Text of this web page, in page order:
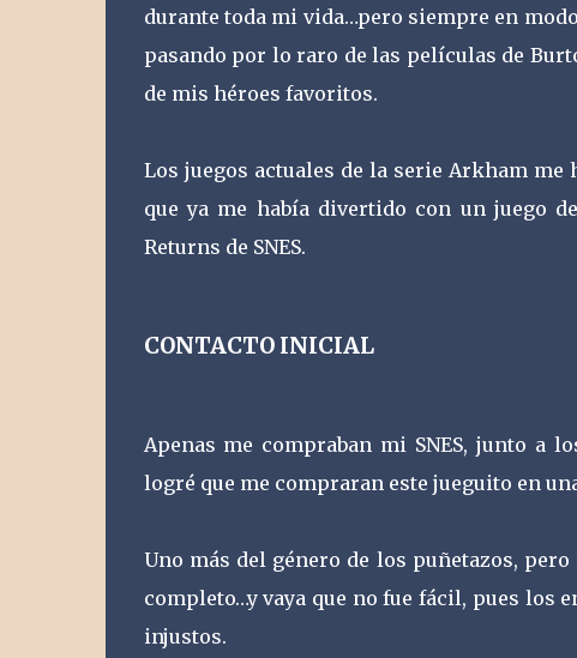
durante toda mi vida…pero siempre en
pasando por lo raro de las películas de
de mis héroes favoritos.
Los juegos actuales de la serie Arkham
que ya me había divertido con un juego
Returns de SNES.
CONTACTO INICIAL
Apenas me compraban mi SNES, junto a
logré que me compraran este jueguito en
Uno más del género de los puñetazos,
completo…y vaya que no fue fácil, pues los
injustos.